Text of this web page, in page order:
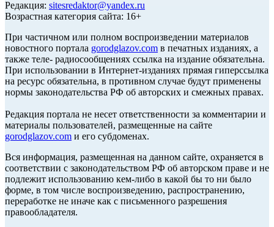
Редакция: sitesredaktor@yandex.ru
Возрастная категория сайта: 16+
При частичном или полном воспроизведении материалов
новостного портала gorodglazov.com в печатных изданиях, а
также теле- радиосообщениях ссылка на издание обязательна.
При использовании в Интернет-изданиях прямая гиперссылка
на ресурс обязательна, в противном случае будут применены
нормы законодательства РФ об авторских и смежных правах.
Редакция портала не несет ответственности за комментарии и
материалы пользователей, размещенные на сайте
gorodglazov.com и его субдоменах.
Вся информация, размещенная на данном сайте, охраняется в
соответствии с законодательством РФ об авторском праве и не
подлежит использованию кем-либо в какой бы то ни было
форме, в том числе воспроизведению, распространению,
переработке не иначе как с письменного разрешения
правообладателя.